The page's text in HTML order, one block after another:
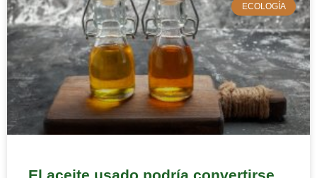
ECOLOGÍA
El aceite usado podría convertirse